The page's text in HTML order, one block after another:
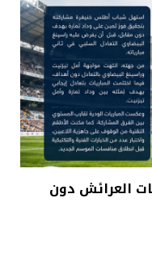
العرائش دون